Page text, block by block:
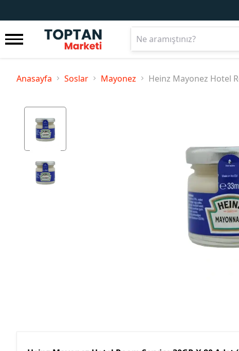
Anasayfa Soslar Mayonez Heinz Mayonez Hotel